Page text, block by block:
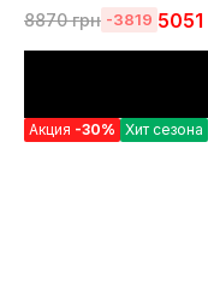
8870грн -3819 5051
Акция -30% Хит сезона